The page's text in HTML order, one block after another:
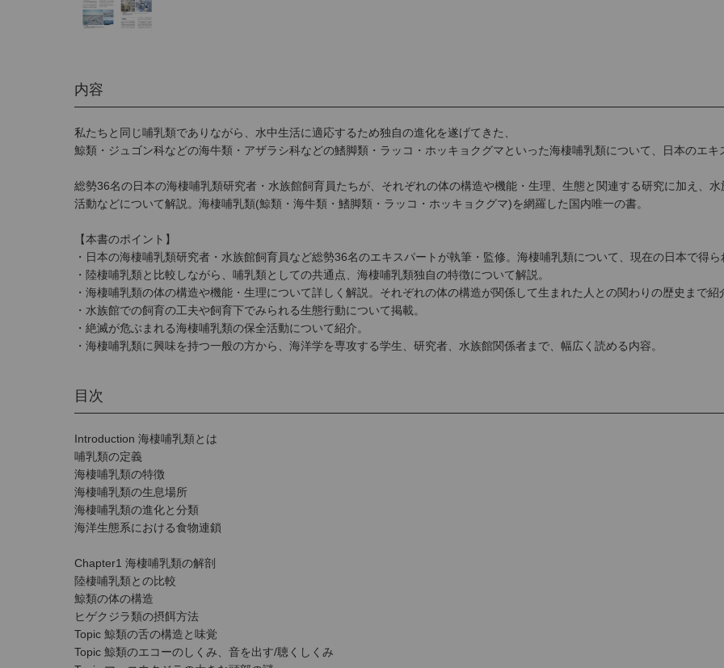
内容
私たちと同じ哺乳類でありながら、水中生活に適応するため独自の進化を遂げてきた、
鯨類・ジュゴン科などの海牛類・アザラシ科などの鰭脚類・ラッコ・ホッキョクグマといった海棲哺乳類について、日本のエキ
総勢36名の日本の海棲哺乳類研究者・水族館飼育員たちが、それぞれの体の構造や機能・生理、生態と関連する研究に加え、
活動などについて解説。海棲哺乳類(鯨類・海牛類・鰭脚類・ラッコ・ホッキョクグマ)を網羅した国内唯一の書。
【本書のポイント】
・日本の海棲哺乳類研究者・水族館飼育員など総勢36名のエキスパートが執筆・監修。海棲哺乳類について、現在の日本で得
・陸棲哺乳類と比較しながら、哺乳類としての共通点、海棲哺乳類独自の特徴について解説。
・海棲哺乳類の体の構造や機能・生理について詳しく解説。それぞれの体の構造が関係して生まれた人との関わりの歴史まで紹
・水族館での飼育の工夫や飼育下でみられる生態行動について掲載。
・絶滅が危ぶまれる海棲哺乳類の保全活動について紹介。
・海棲哺乳類に興味を持つ一般の方から、海洋学を専攻する学生、研究者、水族館関係者まで、幅広く読める内容。
目次
Introduction 海棲哺乳類とは
哺乳類の定義
海棲哺乳類の特徴
海棲哺乳類の生息場所
海棲哺乳類の進化と分類
海洋生態系における食物連鎖
Chapter1 海棲哺乳類の解剖
陸棲哺乳類との比較
鯨類の体の構造
ヒゲクジラ類の摂餌方法
Topic 鯨類の舌の構造と味覚
Topic 鯨類のエコーのしくみ、音を出す/聴くしくみ